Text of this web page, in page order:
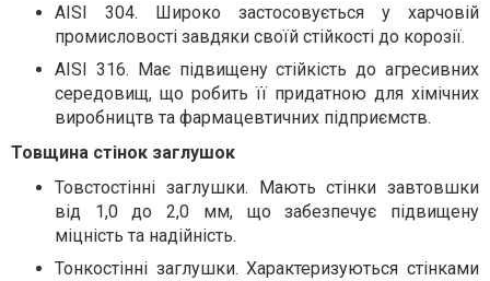
AISI 304. Широко застосовується у харчовій
промисловості завдяки своїй стійкості до корозії.
AISI 316. Має підвищену стійкість до агресивних
середовищ, що робить її придатною для хімічних
виробництв та фармацевтичних підприємств.
Товщина стінок заглушок
Товстостінні заглушки. Мають стінки завтовшки
від 1,0 до 2,0 мм, що забезпечує підвищену
міцність та надійність.
Тонкостінні заглушки. Характеризуються стінками